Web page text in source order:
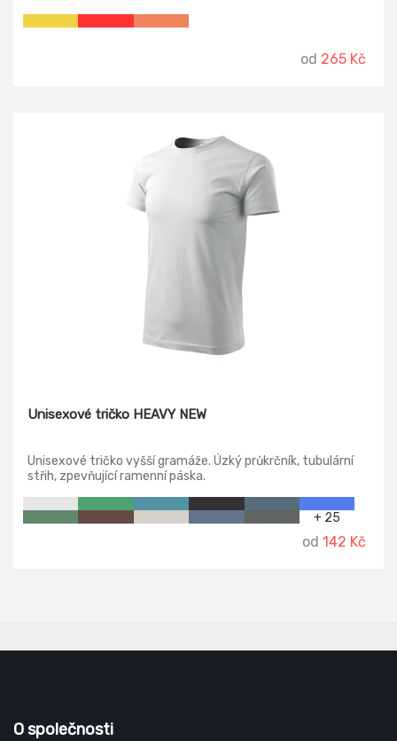
od 265 Kč
Unisexové tričko HEAVY NEW
Unisexové tričko vyšší gramáže. Úzký průkrčník, tubulární
střih, zpevňující ramenní páska.
+ 25
od 142 Kč
O společnosti